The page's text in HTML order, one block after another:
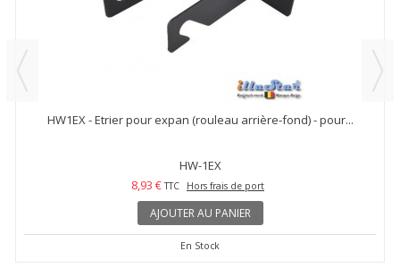
HW1EX - Etrier pour expan (rouleau arrière-fond) - pour...
HW-1EX
8,93 € TTC Hors frais de port
AJOUTER AU PANIER
En Stock